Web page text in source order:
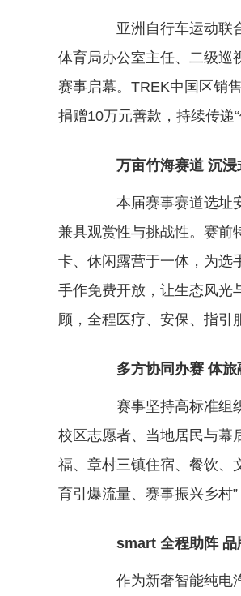
亚洲自行车运动联合
体育局办公室主任、二级巡
赛事启幕。TREK中国区销
捐赠10万元善款，持续传递
万亩竹海赛道 沉
本届赛事赛道选址安
兼具观赏性与挑战性。赛前
卡、休闲露营于一体，为选
手作免费开放，让生态风光
顾，全程医疗、安保、指引
多方协同办赛 体
赛事坚持高标准组织
校区志愿者、当地居民与幕
福、章村三镇住宿、餐饮、
育引爆流量、赛事振兴乡村
smart 全程助阵 品
作为新奢智能纯电汽